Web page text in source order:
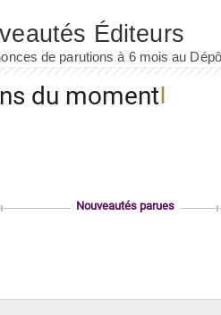
du moment
Nouveautés parues